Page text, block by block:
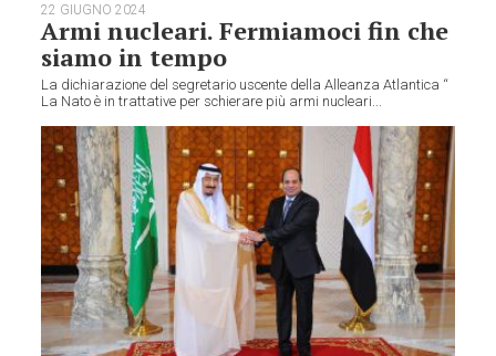
22 GIUGNO 2024
Armi nucleari. Fermiamoci fin che
siamo in tempo
La dichiarazione del segretario uscente della Alleanza Atlantica “
La Nato è in trattative per schierare più armi nucleari...